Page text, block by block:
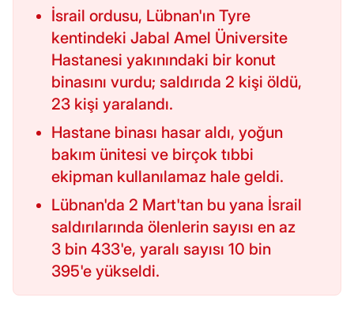
İsrail ordusu, Lübnan'ın Tyre
kentindeki Jabal Amel Üniversite
Hastanesi yakınındaki bir konut
binasını vurdu; saldırıda 2 kişi öldü,
23 kişi yaralandı.
Hastane binası hasar aldı, yoğun
bakım ünitesi ve birçok tıbbi
ekipman kullanılamaz hale geldi.
Lübnan'da 2 Mart'tan bu yana İsrail
saldırılarında ölenlerin sayısı en az
3 bin 433'e, yaralı sayısı 10 bin
395'e yükseldi.